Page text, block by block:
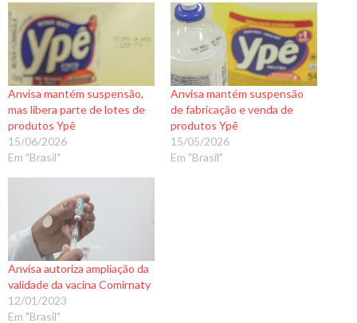
Anvisa mantém suspensão,
mas libera parte de lotes de
produtos Ypê
15/06/2026
Em "Brasil"
Anvisa mantém suspensão
de fabricação e venda de
produtos Ypê
15/05/2026
Em "Brasil"
Anvisa autoriza ampliação da
validade da vacina Comirnaty
12/01/2023
Em "Brasil"